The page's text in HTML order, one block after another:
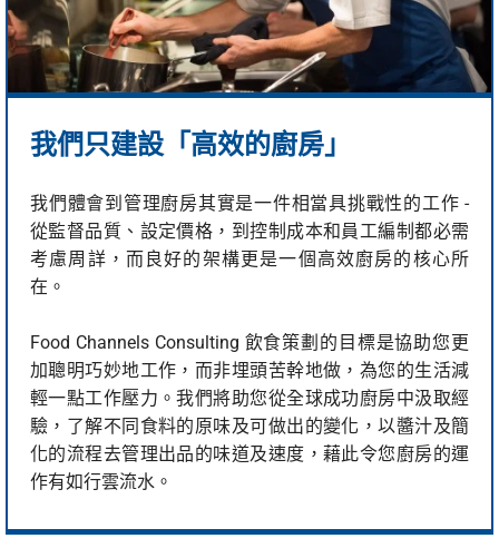
我們只建設「高效的廚房」
我們體會到管理廚房其實是一件相當具挑戰性的工作 -
從監督品質、設定價格，到控制成本和員工編制都必需
考慮周詳，而良好的架構更是一個高效廚房的核心所
在。
Food Channels Consulting 飲食策劃的目標是協助您更
加聰明巧妙地工作，而非埋頭苦幹地做，為您的生活減
輕一點工作壓力。我們將助您從全球成功廚房中汲取經
驗，了解不同食料的原味及可做出的變化，以醬汁及簡
化的流程去管理出品的味道及速度，藉此令您廚房的運
作有如行雲流水。